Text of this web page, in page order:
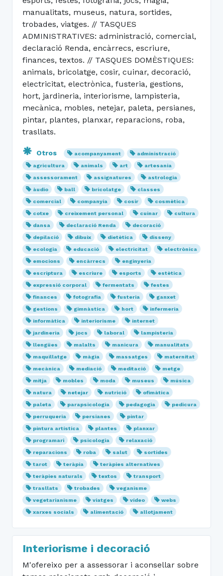
manualitats, museus, natura, sortides,
trobades, viatges. // TASQUES
ADMINISTRATIVES: administració, comercial,
declaració Renda, encàrrecs, escriure,
finances, textos. // TASQUES DOMÈSTIQUES:
animals, bricolatge, cosir, cuinar, decoració,
electricitat, electrònica, fusteria, gestions,
hort, jardineria, interiorisme, lampisteria,
mecànica, mobles, netejar, paleta, persianes,
pintar, plantes, planxar, reparacions, roba,
trasllats.
Otros acompanyament
administració
agricultura
animals art
artesania
assessorament
assignatures
astrologia
àudio
ball bricolatge
classes
comercial
companyia cosir
cosmètica
cotxe
creixement personal cuinar
cultura
dansa
declaració Renda
decoració
depilació
dibuix dietètica
disseny
ecologia
educació electricitat
electrònica
emocions
encàrrecs
enginyeria
escriptura
escriure esports
estètica
expressió corporal
fermentats
festes
finances
fotografia fusteria
ganxet
gestions
gimnàstica hort
infermeria
informàtica
interiorisme
internet
jardineria
jocs laboral
lampisteria
llengües
malalts manicura
manualitats
maquillatge
màgia massatges
maternitat
mecànica
mediació meditació
metge
mitja
mobles moda museus
música
natura
netejar nutrició
ofimàtica
paleta
parapsicologia pedagogia
pedicura
perruqueria
persianes
pintar
pintura artística
plantes
planxar
programari
psicologia
relaxació
reparacions
roba salut
sortides
tarot
teràpia
teràpies alternatives
teràpies naturals
textos
transport
trasllats
trobades
veganisme
vegetarianisme
viatges vídeo
webs
xarxes socials
alimentació allotjament
Interiorisme i decoració
M'ofereixo per a assessorar i aconsellar sobre